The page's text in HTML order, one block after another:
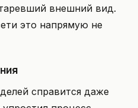
внешний вид.
это напрямую не
справится даже